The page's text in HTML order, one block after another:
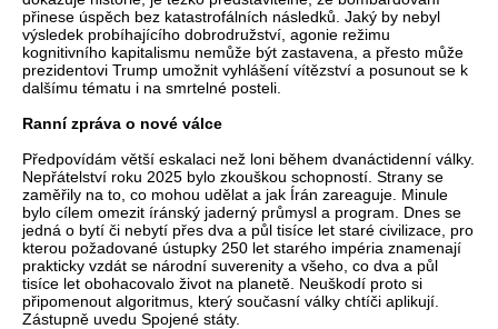
přinese úspěch bez katastrofálních následků. Jaký by nebyl
výsledek probíhajícího dobrodružství, agonie režimu
kognitivního kapitalismu nemůže být zastavena, a přesto může
prezidentovi Trump umožnit vyhlášení vítězství a posunout se k
dalšímu tématu i na smrtelné posteli.
Ranní zpráva o nové válce
Předpovídám větší eskalaci než loni během dvanáctidenní války.
Nepřátelství roku 2025 bylo zkouškou schopností. Strany se
zaměřily na to, co mohou udělat a jak Írán zareaguje. Minule
bylo cílem omezit íránský jaderný průmysl a program. Dnes se
jedná o bytí či nebytí přes dva a půl tisíce let staré civilizace, pro
kterou požadované ústupky 250 let starého impéria znamenají
prakticky vzdát se národní suverenity a všeho, co dva a půl
tisíce let obohacovalo život na planetě. Neuškodí proto si
připomenout algoritmus, který současní války chtíči aplikují.
Zástupně uvedu Spojené státy.